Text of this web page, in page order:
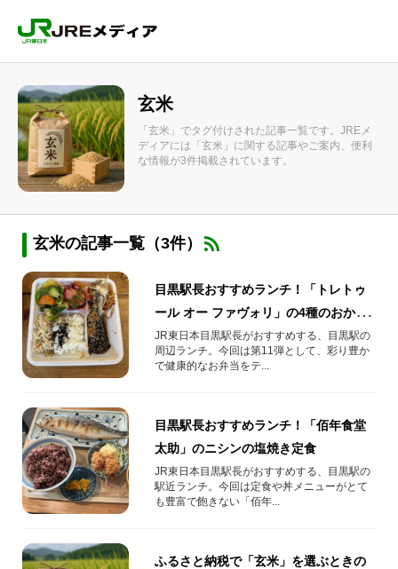
玄米
「玄米」でタグ付けされた記事一覧です。JREメ
ディアには「玄米」に関する記事やご案内、便利
な情報が3件掲載されています。
玄米の記事一覧（3件）
目黒駅長おすすめランチ！「トレトゥ
ール オー ファヴォリ」の4種のおかず
のお弁当
JR東日本目黒駅長がおすすめする、目黒駅の
周辺ランチ。今回は第11弾として、彩り豊か
で健康的なお弁当をテ...
目黒駅長おすすめランチ！「佰年食堂
太助」のニシンの塩焼き定食
JR東日本目黒駅長がおすすめする、目黒駅の
駅近ランチ。今回は定食や丼メニューがとて
も豊富で飽きない「佰年...
ふるさと納税で「玄米」を選ぶときの